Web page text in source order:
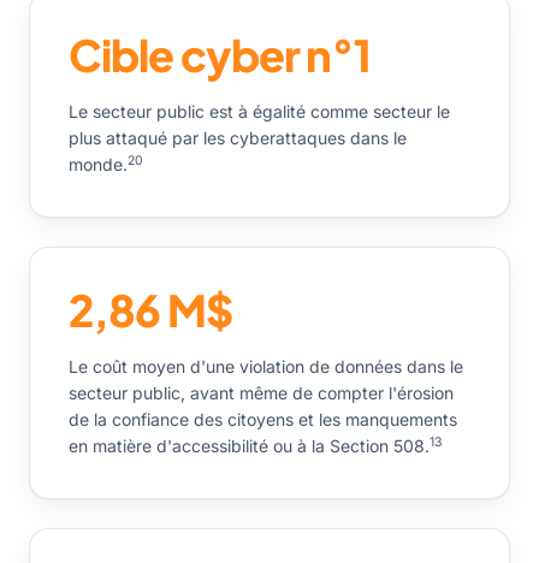
Cible cyber n°1
Le secteur public est à égalité comme secteur le
plus attaqué par les cyberattaques dans le
monde.20
2,86 M$
Le coût moyen d'une violation de données dans le
secteur public, avant même de compter l'érosion
de la confiance des citoyens et les manquements
en matière d'accessibilité ou à la Section 508.13